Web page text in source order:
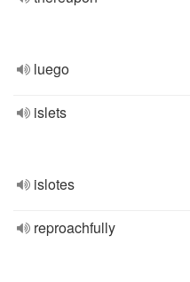
luego
islets
islotes
reproachfully